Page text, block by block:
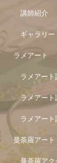
講師紹介
ギャラリー
ラメアート
ラメアート
ラメアート
ラメアート
曼荼羅アート
曼荼羅アク